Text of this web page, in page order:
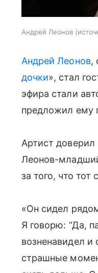
Андрей Леонов
Андрей Леонов,
дочки», стал
эфира стали
предложил ему
Артист
Леонов-
за того, что
«Он сидел
Я говорю: “Да,
возненавидел
страшные